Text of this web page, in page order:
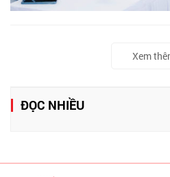
Xem
ĐỌC NHIỀU